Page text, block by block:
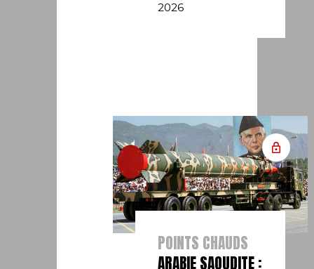
2026
POINTS CHAUDS
ARABIE SAOUDITE :